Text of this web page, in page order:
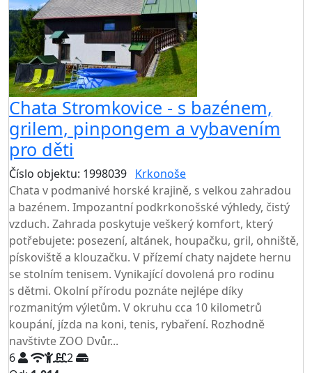
Chata Stromkovice - s bazénem,
grilem, pinpongem a vybavením
pro děti
Číslo objektu: 1998039 Krkonoše
Chata v podmanivé horské krajině, s velkou zahradou
a bazénem. Impozantní podkrkonošské výhledy, čistý
vzduch. Zahrada poskytuje veškerý komfort, který
potřebujete: posezení, altánek, houpačku, gril, ohniště,
pískoviště a klouzačku. V přízemí chaty najdete hernu
se stolním tenisem. Vynikající dovolená pro rodinu
s dětmi. Okolní přírodu poznáte nejlépe díky
rozmanitým výletům. V okruhu cca 10 kilometrů
koupání, jízda na koni, tenis, rybaření. Rozhodně
navštivte ZOO Dvůr...
6
2